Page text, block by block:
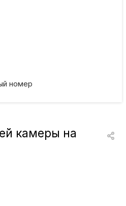
номер
Умные кольца
камеры на